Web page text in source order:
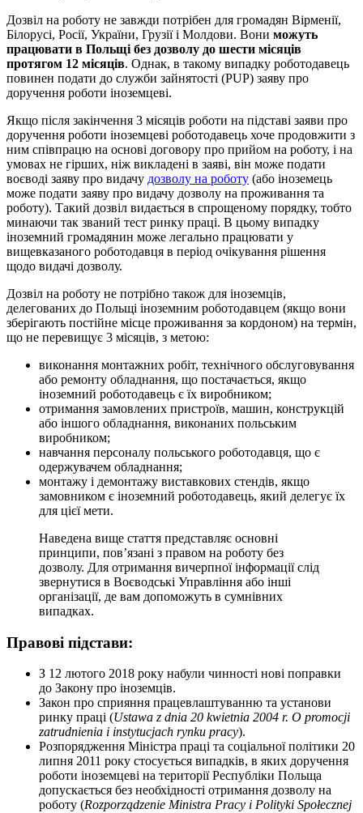
Дозвіл на роботу не завжди потрібен для громадян Вірменії,
Білорусі, Росії, України, Грузії і Молдови. Вони можуть
працювати в Польщі без дозволу до шести місяців
протягом 12 місяців. Однак, в такому випадку роботодавець
повинен подати до служби зайнятості (PUP) заяву про
доручення роботи іноземцеві.
Якщо після закінчення 3 місяців роботи на підставі заяви про
доручення роботи іноземцеві роботодавець хоче продовжити з
ним співпрацю на основі договору про прийом на роботу, і на
умовах не гірших, ніж викладені в заяві, він може подати
воєводі заяву про видачу дозволу на роботу (або іноземець
може подати заяву про видачу дозволу на проживання та
роботу). Такий дозвіл видається в спрощеному порядку, тобто
минаючи так званий тест ринку праці. В цьому випадку
іноземний громадянин може легально працювати у
вищевказаного роботодавця в період очікування рішення
щодо видачі дозволу.
Дозвіл на роботу не потрібно також для іноземців,
делегованих до Польщі іноземним роботодавцем (якщо вони
зберігають постійне місце проживання за кордоном) на термін,
що не перевищує 3 місяців, з метою:
виконання монтажних робіт, технічного обслуговування
або ремонту обладнання, що постачається, якщо
іноземний роботодавець є їх виробником;
отримання замовлених пристроїв, машин, конструкцій
або іншого обладнання, виконаних польським
виробником;
навчання персоналу польського роботодавця, що є
одержувачем обладнання;
монтажу і демонтажу виставкових стендів, якщо
замовником є іноземний роботодавець, який делегує їх
для цієї мети.
Наведена вище стаття представляє основні
принципи, пов’язані з правом на роботу без
дозволу. Для отримання вичерпної інформації слід
звернутися в Воєводські Управління або інші
організації, де вам допоможуть в сумнівних
випадках.
Правові підстави:
З 12 лютого 2018 року набули чинності нові поправки
до Закону про іноземців.
Закон про сприяння працевлаштуванню та установи
ринку праці (Ustawa z dnia 20 kwietnia 2004 r. O promocji
zatrudnienia i instytucjach rynku pracy).
Розпорядження Міністра праці та соціальної політики 20
липня 2011 року стосується випадків, в яких доручення
роботи іноземцеві на території Республіки Польща
допускається без необхідності отримання дозволу на
роботу (Rozporządzenie Ministra Pracy i Polityki Społecznej